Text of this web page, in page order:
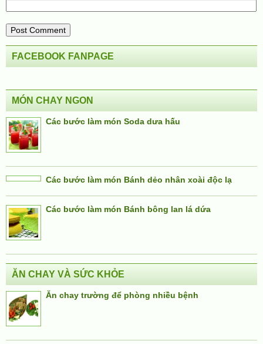
FACEBOOK FANPAGE
MÓN CHAY NGON
Các bước làm món Soda dưa hấu
Các bước làm món Bánh dẻo nhân xoài độc lạ
Các bước làm món Bánh bông lan lá dứa
ĂN CHAY VÀ SỨC KHỎE
Ăn chay trường để phòng nhiều bệnh